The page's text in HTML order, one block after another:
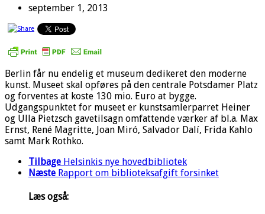
september 1, 2013
Berlin får nu endelig et museum dedikeret den moderne
kunst. Museet skal opføres på den centrale Potsdamer Platz
og forventes at koste 130 mio. Euro at bygge.
Udgangspunktet for museet er kunstsamlerparret Heiner
og Ulla Pietzsch gavetilsagn omfattende værker af bl.a. Max
Ernst, René Magritte, Joan Miró, Salvador Dalí, Frida Kahlo
samt Mark Rothko.
Tilbage Helsinkis nye hovedbibliotek
Næste Rapport om biblioteksafgift forsinket
Læs også: